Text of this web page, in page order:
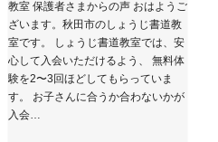
教室 保護者さまからの声 おはようご
ざいます。秋田市のしょうじ書道教
室です。 しょうじ書道教室では、安
心して入会いただけるよう、 無料体
験を2〜3回ほどしてもらっていま
す。 お子さんに合うか合わないかが
入会…